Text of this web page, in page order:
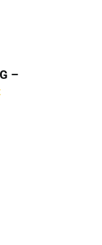
–
Preisspanne: